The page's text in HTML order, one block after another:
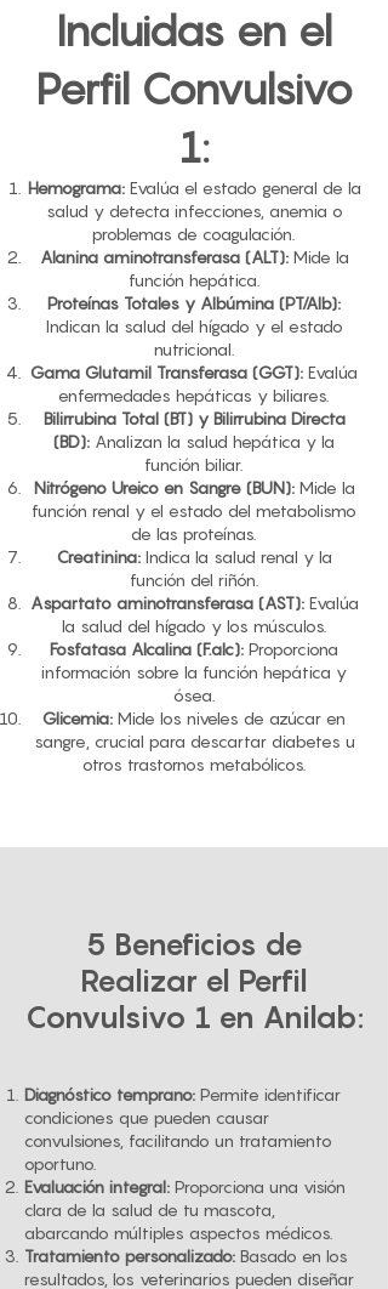
Incluidas en el
Perfil Convulsivo
1:
Hemograma:Evalúa el estado general de la
salud y detecta infecciones, anemia o
problemas de coagulación.
Alanina aminotransferasa (ALT):Mide la
función hepática.
Proteínas Totales y Albúmina (PT/Alb):
Indican la salud del hígado y el estado
nutricional.
Gama Glutamil Transferasa (GGT): Evalúa
enfermedades hepáticas y biliares.
Bilirrubina Total (BT) y Bilirrubina Directa
(BD): Analizan la salud hepática y la
función biliar.
Nitrógeno Ureico en Sangre (BUN):Mide la
función renal y el estado del metabolismo
de las proteínas.
Creatinina:Indica la salud renal y la
función del riñón.
Aspartato aminotransferasa (AST):Evalúa
la salud del hígado y los músculos.
Fosfatasa Alcalina (F.alc): Proporciona
información sobre la función hepática y
ósea.
Glicemia: Mide los niveles de azúcar en
sangre, crucial para descartar diabetes u
otros trastornos metabólicos.
5 Beneficios de
Realizar el Perfil
Convulsivo 1 en Anilab:
Diagnóstico temprano: Permite identificar
condiciones que pueden causar
convulsiones, facilitando un tratamiento
oportuno.
Evaluación integral: Proporciona una visión
clara de la salud de tu mascota,
abarcando múltiples aspectos médicos.
Tratamiento personalizado: Basado en los
resultados, los veterinarios pueden diseñar